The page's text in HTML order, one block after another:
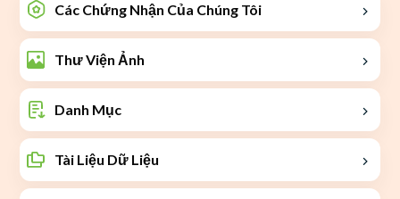
Các Chứng Nhận Của Chúng Tôi
Thư Viện Ảnh
Danh Mục
Tài Liệu Dữ Liệu